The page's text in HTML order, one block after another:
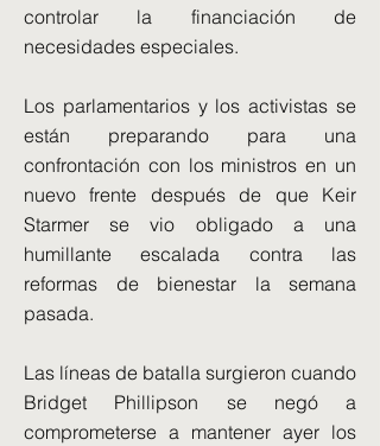
controlar la financiación de
necesidades especiales.
Los parlamentarios y los activistas se
están preparando para una
confrontación con los ministros en un
nuevo frente después de que Keir
Starmer se vio obligado a una
humillante escalada contra las
reformas de bienestar la semana
pasada.
Las líneas de batalla surgieron cuando
Bridget Phillipson se negó a
comprometerse a mantener ayer los